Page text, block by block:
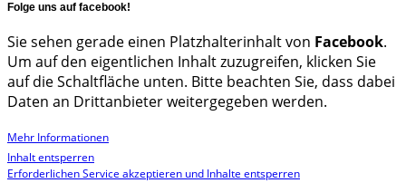
Folge uns auf facebook!
Sie sehen gerade einen Platzhalterinhalt von Facebook.
Um auf den eigentlichen Inhalt zuzugreifen, klicken Sie
auf die Schaltfläche unten. Bitte beachten Sie, dass dabei
Daten an Drittanbieter weitergegeben werden.
Mehr Informationen
Inhalt entsperren
Erforderlichen Service akzeptieren und Inhalte entsperren